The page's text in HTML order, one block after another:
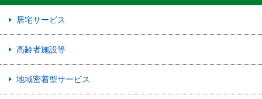
居宅サービス
高齢者施設等
地域密着型サービス